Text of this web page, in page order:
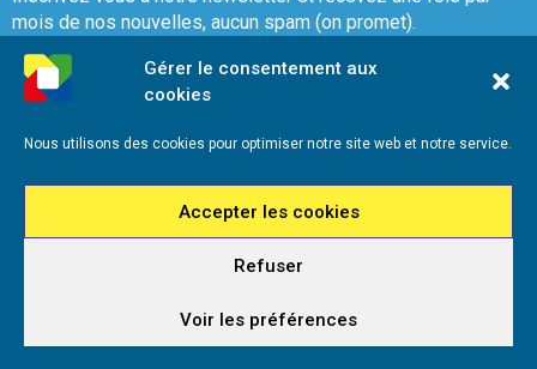
Gérer le consentement aux
cookies
Nous utilisons des cookies pour optimiser notre site web et notre service.
Accepter les cookies
Refuser
Voir les préférences
mois de nos nouvelles, aucun spam (on promet).